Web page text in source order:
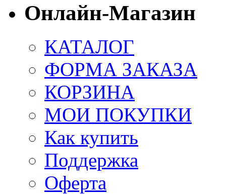
Онлайн-Магазин
КАТАЛОГ
ФОРМА ЗАКАЗА
КОРЗИНА
МОИ ПОКУПКИ
Как купить
Поддержка
Оферта